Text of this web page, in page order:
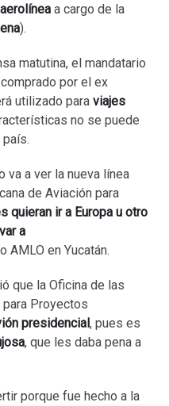
a cargo de la
).
matutina, el mandatario
por el ex
utilizado para viajes
no se puede
va a ver la nueva línea
de Aviación para
quieran ir a Europa u otro
a
AMLO en Yucatán.
que la Oficina de las
Proyectos
presidencial, pues es
, que les daba pena a
porque fue hecho a la